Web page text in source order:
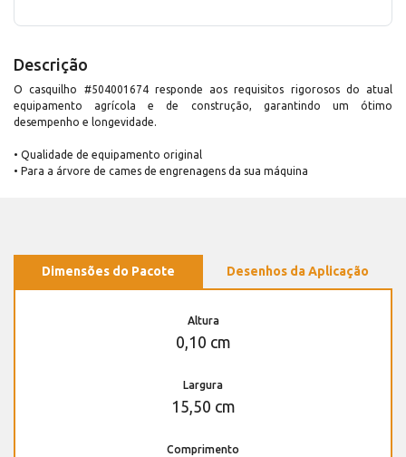
Descrição
O casquilho #504001674 responde aos requisitos rigorosos do atual
equipamento agrícola e de construção, garantindo um ótimo
desempenho e longevidade.
• Qualidade de equipamento original
• Para a árvore de cames de engrenagens da sua máquina
Dimensões do Pacote Desenhos da Aplicação
Altura
0,10 cm
Largura
15,50 cm
Comprimento